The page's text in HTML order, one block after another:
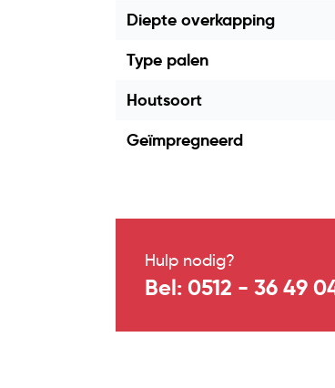
Diepte overkapping
Type palen
Houtsoort
Geïmpregneerd
Hulp nodig?
Bel: 0512 - 36 49